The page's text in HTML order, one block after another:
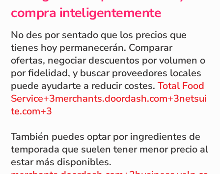
compra inteligentemente
No des por sentado que los precios que
tienes hoy permanecerán. Comparar
ofertas, negociar descuentos por volumen o
por fidelidad, y buscar proveedores locales
puede ayudarte a reducir costes.Total Food
Service+3merchants.doordash.com+3netsui
te.com+3
También puedes optar por ingredientes de
temporada que suelen tener menor precio al
estar más disponibles.